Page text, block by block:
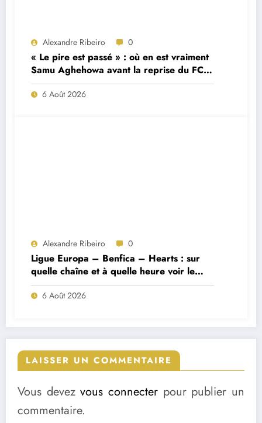
Alexandre Ribeiro 0
« Le pire est passé » : où en est vraiment
Samu Aghehowa avant la reprise du FC
Porto ?
6 Août 2026
Alexandre Ribeiro 0
Ligue Europa – Benfica – Hearts : sur
quelle chaîne et à quelle heure voir le
match ?
6 Août 2026
LAISSER UN COMMENTAIRE
Vous devezvous connecter pour publier un
commentaire.